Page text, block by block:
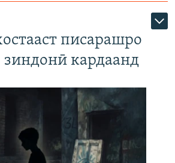
писарашро
кардаанд